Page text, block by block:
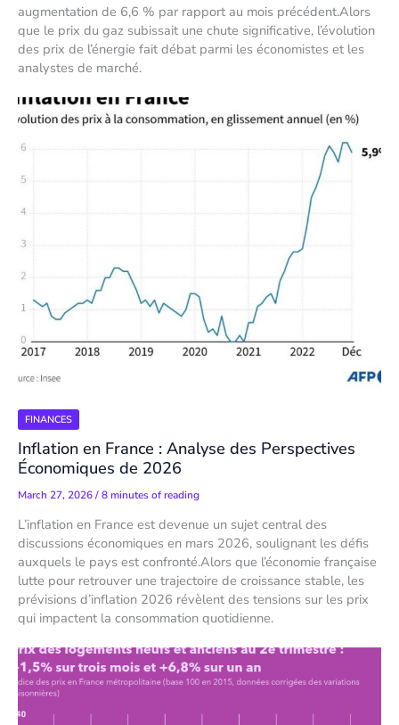
augmentation de 6,6 % par rapport au mois précédent.Alors
que le prix du gaz subissait une chute significative, l’évolution
des prix de l’énergie fait débat parmi les économistes et les
analystes de marché.
FINANCES
Inflation en France : Analyse des Perspectives
Économiques de 2026
March 27, 2026/8 minutes of reading
L’inflation en France est devenue un sujet central des
discussions économiques en mars 2026, soulignant les défis
auxquels le pays est confronté.Alors que l’économie française
lutte pour retrouver une trajectoire de croissance stable, les
prévisions d’inflation 2026 révèlent des tensions sur les prix
qui impactent la consommation quotidienne.